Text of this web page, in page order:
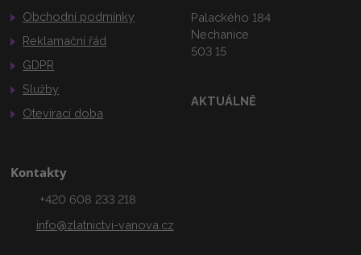
Obchodní podmínky
Reklamační řád
GDPR
Služby
Otevírací doba
Palackého 184
Nechanice
503 15
AKTUÁLNĚ
Kontakty
+420 608 233 218
info@zlatnictvi-vanova.cz